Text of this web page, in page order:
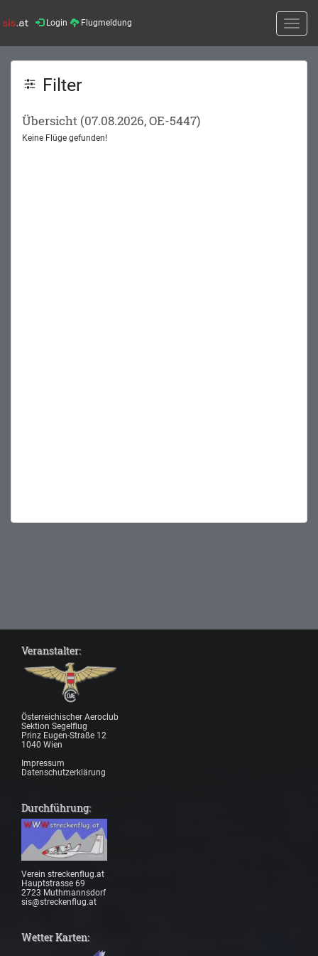
Login Flugmeldung
Toggle
Filter
Übersicht (07.08.2026, OE-5447)
Keine Flüge gefunden!
Veranstalter:
Österreichischer Aeroclub
Sektion Segelflug
Prinz Eugen-Straße 12
1040 Wien
Impressum
Datenschutzerklärung
Durchführung:
Verein streckenflug.at
Hauptstrasse 69
2723 Muthmannsdorf
sis@streckenflug.at
Wetter Karten: